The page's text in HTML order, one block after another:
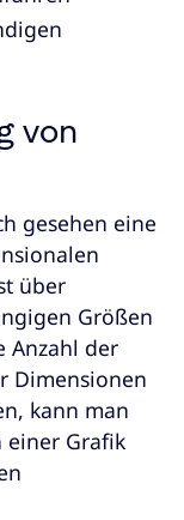
von
gesehen eine
über
Größen
Anzahl der
Dimensionen
kann man
einer Grafik